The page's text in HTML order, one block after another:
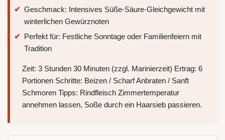
Geschmack: Intensives Süße-Säure-Gleichgewicht mit
winterlichen Gewürznoten
Perfekt für: Festliche Sonntage oder Familienfeiern mit
Tradition
Zeit: 3 Stunden 30 Minuten (zzgl. Marinierzeit) Ertrag: 6
Portionen Schritte: Beizen / Scharf Anbraten / Sanft
Schmoren Tipps: Rindfleisch Zimmertemperatur
annehmen lassen, Soße durch ein Haarsieb passieren.